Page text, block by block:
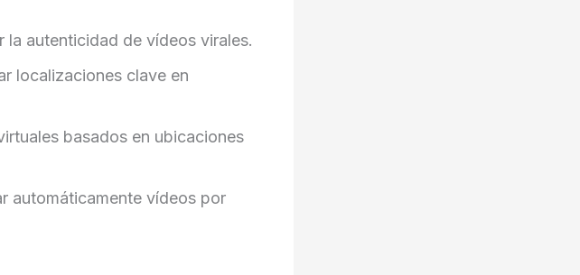
la autenticidad de vídeos virales.
localizaciones clave en
basados en ubicaciones
automáticamente vídeos por